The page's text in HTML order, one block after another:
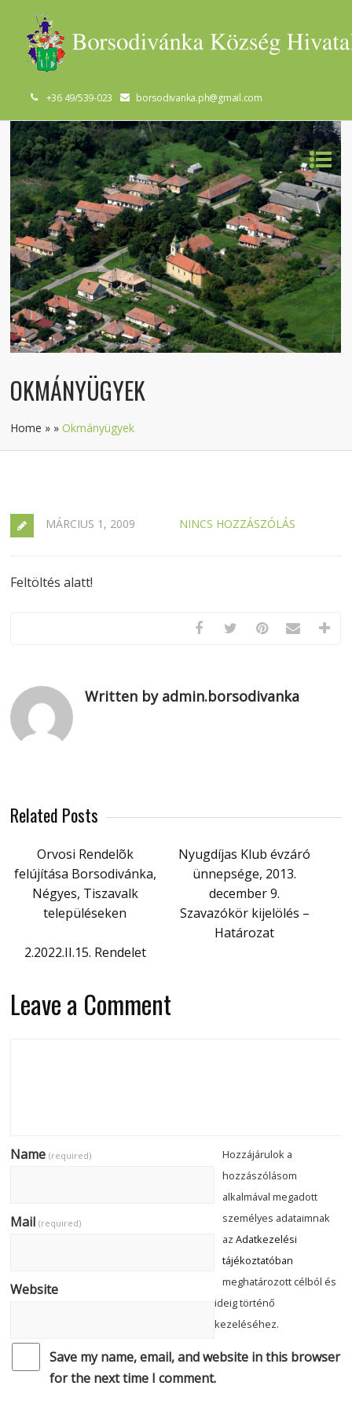
+36 49/539-023 borsodivanka.ph@gmail.com
OKMÁNYÜGYEK
Home » » Okmányügyek
MÁRCIUS 1, 2009 NINCS HOZZÁSZÓLÁS
Feltöltés alatt!
Written by admin.borsodivanka
Related Posts
Orvosi Rendelõk
felújítása Borsodivánka,
Négyes, Tiszavalk
településeken
Nyugdíjas Klub évzáró
ünnepsége, 2013.
december 9.
Szavazókör kijelölés –
Határozat
2.2022.II.15. Rendelet
Leave a Comment
Name(required)
Mail(required)
Website
Save my name, email, and website in this browser
for the next time I comment.
Hozzájárulok a
hozzászólásom
alkalmával megadott
személyes adataimnak
azAdatkezelési
tájékoztatóban
meghatározott célból és
ideig történő
kezeléséhez.